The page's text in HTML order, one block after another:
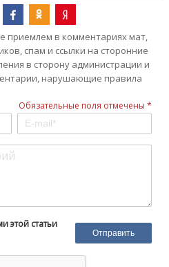
в комментариях мат,
спам и ссылки на сторонние
в сторону администрации и
нарушающие правила
Обязательные поля отмечены *
этой статьи